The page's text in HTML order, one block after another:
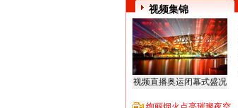
视频集锦
视频直播奥运闭幕式盛况